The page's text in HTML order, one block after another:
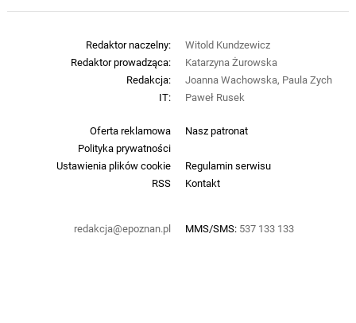
Oferta reklamowa
Nasz patronat
Polityka prywatności
Ustawienia plików cookie
Regulamin serwisu
RSS
Kontakt
redakcja@epoznan.pl MMS/SMS: 537 133 133
Redaktor naczelny:
Witold Kundzewicz
Redaktor prowadząca:
Katarzyna Żurowska
Redakcja:
Joanna Wachowska, Paula Zych
IT:
Paweł Rusek